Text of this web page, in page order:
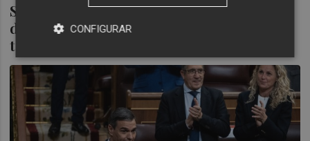
Sánchez garantiza que la condonación de
deuda pactada con ERC será extensible a
todas las CCAA
CONFIGURAR